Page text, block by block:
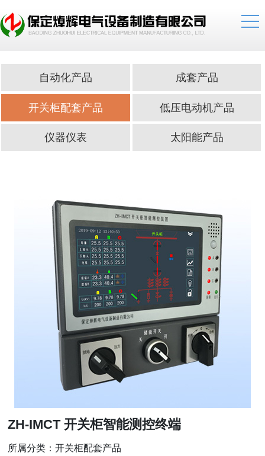
自动化产品 成套产品
开关柜配套产品 低压电动机产品
仪器仪表 太阳能产品
ZH-IMCT 开关柜智能测控终端
所属分类：开关柜配套产品